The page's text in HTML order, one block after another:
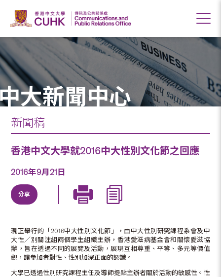
大新聞中心
新聞稿
香港中文大學就2016中大性別文化節之回應
2016年9月21日
分享
現正舉行的「2016中大性別文化節」，由中大性別研究課程系會及中
大性／別關注組兩個學生組織主辦，香港愛滋病基金會和關懷愛滋協
辦，旨在透過不同的展覽及活動，展現互相尊重、平等、多元等價值
觀，讓參加者對性、性別加深正面的認識。
大學已透過性別研究課程主任及導師提點主辦者關於活動的敏感性。性